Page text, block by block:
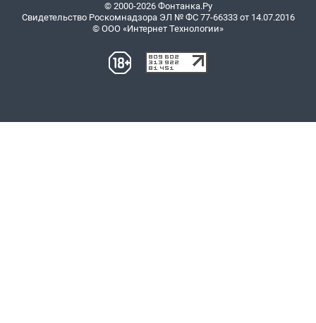
© 2000-2026 Фонтанка.Ру
Свидетельство Роскомнадзора ЭЛ № ФС 77-66333 от 14.07.2016
© ООО «Интернет Технологии»